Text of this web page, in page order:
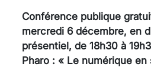
Conférence publique
mercredi 6 décembre, en
présentiel, de 18h30 à
Pharo : « Le numérique